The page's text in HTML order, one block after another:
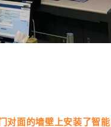
对面的墙壁上安装了智